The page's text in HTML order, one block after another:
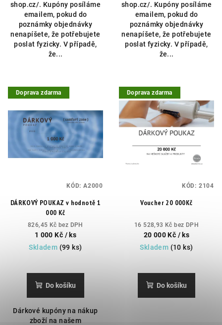
shop.cz/. Kupóny posíláme
emailem, pokud do
poznámky objednávky
nenapíšete, že potřebujete
poslat fyzicky. V případě,
že...
shop.cz/. Kupóny posíláme
emailem, pokud do
poznámky objednávky
nenapíšete, že potřebujete
poslat fyzicky. V případě,
že...
Doprava zdarma
DÁRKOVÝ POUKAZ v hodnotě 1
000 Kč
826,45 Kč bez DPH
1 000 Kč / ks
Skladem (99 ks)
Do košíku
Dárkové kupóny na nákup
zboží na našem
KÓD: A2000
Doprava zdarma
Voucher 20 000Kč
16 528,93 Kč bez DPH
20 000 Kč / ks
Skladem (10 ks)
Do košíku
KÓD: 2104